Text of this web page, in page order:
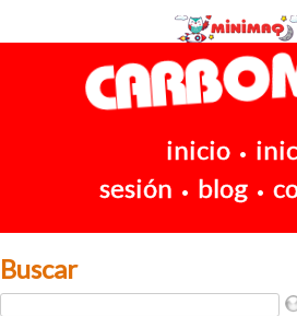
inicio •
sesión • blog •
Buscar